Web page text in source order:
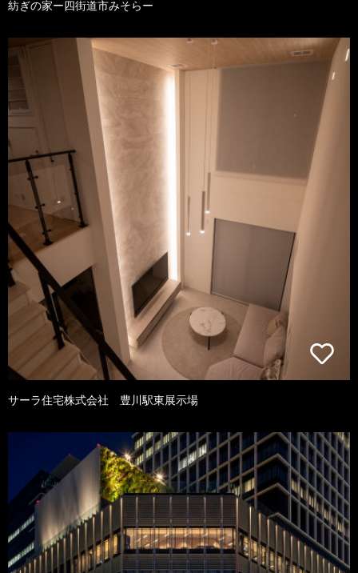
紡ぎの家ー四街道市みそらー
サーラ住宅株式会社 豊川駅東展示場